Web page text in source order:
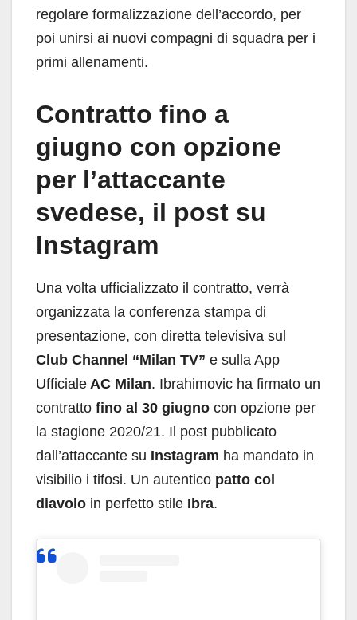
regolare formalizzazione dell’accordo, per
poi unirsi ai nuovi compagni di squadra per i
primi allenamenti.
Contratto fino a
giugno con opzione
per l’attaccante
svedese, il post su
Instagram
Una volta ufficializzato il contratto, verrà
organizzata la conferenza stampa di
presentazione, con diretta televisiva sul
Club Channel “Milan TV” e sulla App
Ufficiale AC Milan. Ibrahimovic ha firmato un
contratto fino al 30 giugno con opzione per
la stagione 2020/21. Il post pubblicato
dall’attaccante su Instagram ha mandato in
visibilio i tifosi. Un autentico patto col
diavolo in perfetto stile Ibra.